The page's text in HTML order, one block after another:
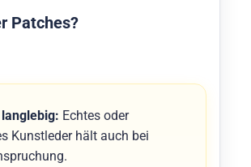
Patches?
langlebig: Echtes oder
Kunstleder hält auch bei